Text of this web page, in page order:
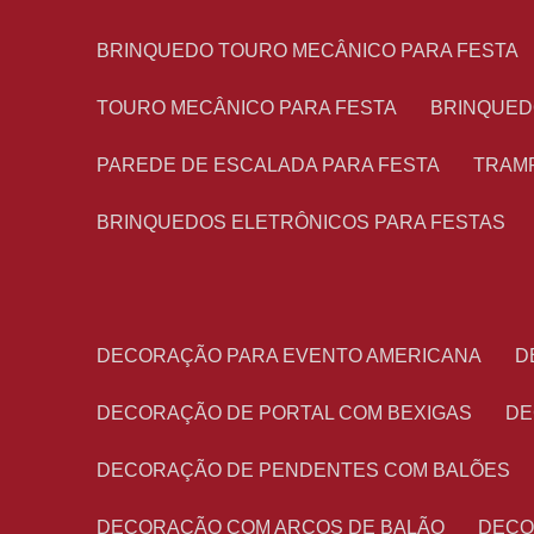
BRINQUEDO TOURO MECÂNICO PARA FESTA
TOURO MECÂNICO PARA FESTA
PAREDE DE ESCALADA PARA FESTA
BRINQUEDOS ELETRÔNICOS PARA FESTAS
DECORAÇÃO PARA EVENTO AMERICANA
DECORAÇÃO DE PORTAL COM BEXIGAS
DECORAÇÃO DE PENDENTES COM BALÕES
DECORAÇÃO COM ARCOS DE BALÃO